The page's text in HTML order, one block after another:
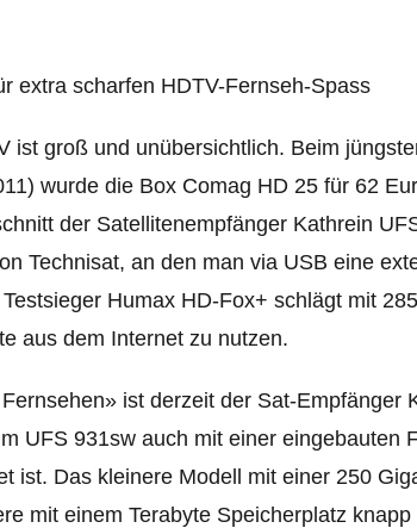
ist groß und unübersichtlich. Beim
wurde die Box Comag HD 25 für 62
der Satellitenempfänger Kathrein
Technisat, an den man via USB eine
Humax HD-Fox+ schlägt mit
aus dem Internet zu nutzen.
ist derzeit der Sat-Empfänger
UFS 931sw auch mit einer eingebauten
ist. Das kleinere Modell mit einer 250
mit einem Terabyte Speicherplatz knapp